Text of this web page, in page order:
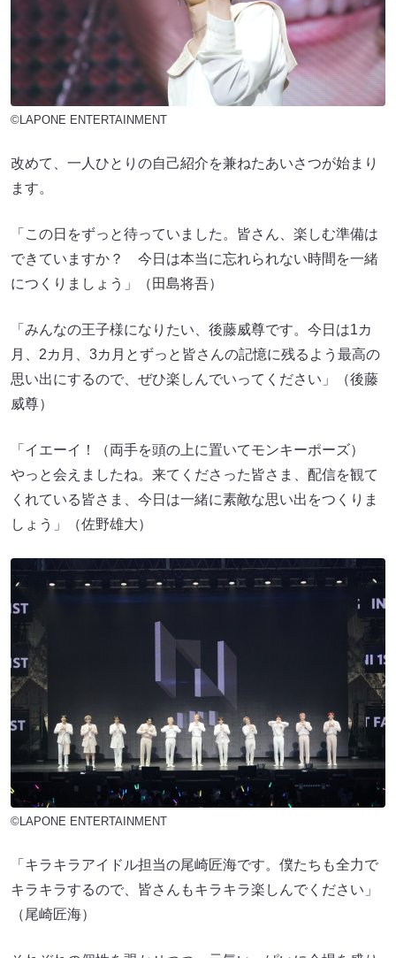
©LAPONE ENTERTAINMENT
改めて、一人ひとりの自己紹介を兼ねたあいさつが始まり
ます。
「この日をずっと待っていました。皆さん、楽しむ準備は
できていますか？ 今日は本当に忘れられない時間を一緒
につくりましょう」（田島将吾）
「みんなの王子様になりたい、後藤威尊です。今日は1カ
月、2カ月、3カ月とずっと皆さんの記憶に残るよう最高の
思い出にするので、ぜひ楽しんでいってください」（後藤
威尊）
「イエーイ！（両手を頭の上に置いてモンキーポーズ）
やっと会えましたね。来てくださった皆さま、配信を観て
くれている皆さま、今日は一緒に素敵な思い出をつくりま
しょう」（佐野雄大）
©LAPONE ENTERTAINMENT
「キラキラアイドル担当の尾崎匠海です。僕たちも全力で
キラキラするので、皆さんもキラキラ楽しんでください」
（尾崎匠海）